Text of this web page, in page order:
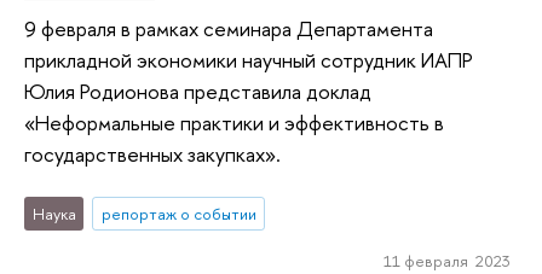
9 февраля в рамках семинара Департамента
прикладной экономики научный сотрудник ИАПР
Юлия Родионова представила доклад
«Неформальные практики и эффективность в
государственных закупках».
Наука репортаж о событии
11 февраля 2023